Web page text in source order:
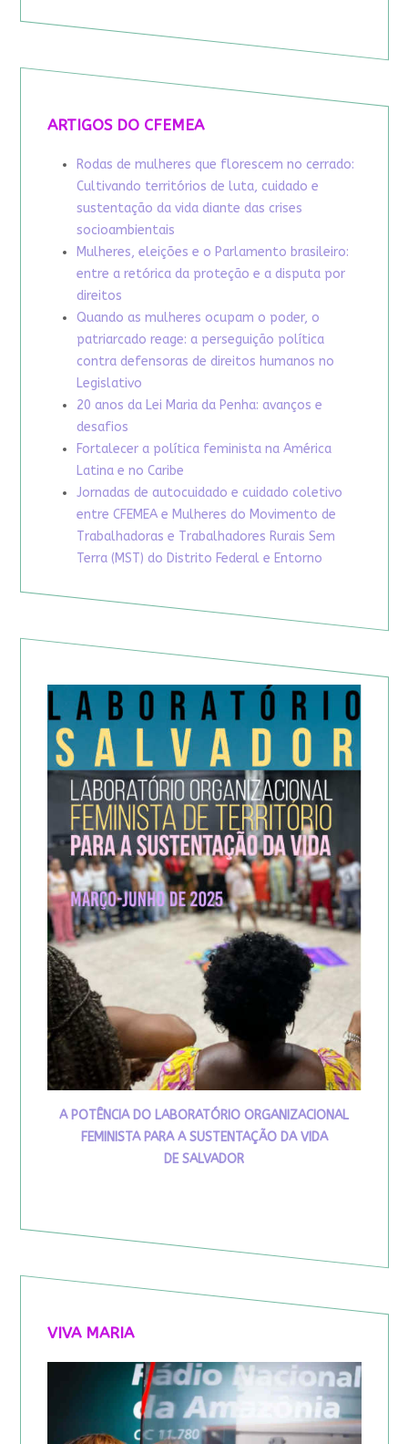
ARTIGOS DO CFEMEA
Rodas de mulheres que florescem no cerrado:
Cultivando territórios de luta, cuidado e
sustentação da vida diante das crises
socioambientais
Mulheres, eleições e o Parlamento brasileiro:
entre a retórica da proteção e a disputa por
direitos
Quando as mulheres ocupam o poder, o
patriarcado reage: a perseguição política
contra defensoras de direitos humanos no
Legislativo
20 anos da Lei Maria da Penha: avanços e
desafios
Fortalecer a política feminista na América
Latina e no Caribe
Jornadas de autocuidado e cuidado coletivo
entre CFEMEA e Mulheres do Movimento de
Trabalhadoras e Trabalhadores Rurais Sem
Terra (MST) do Distrito Federal e Entorno
A POTÊNCIA DO LABORATÓRIO ORGANIZACIONAL
FEMINISTA PARA A SUSTENTAÇÃO DA VIDA
DE SALVADOR
VIVA MARIA